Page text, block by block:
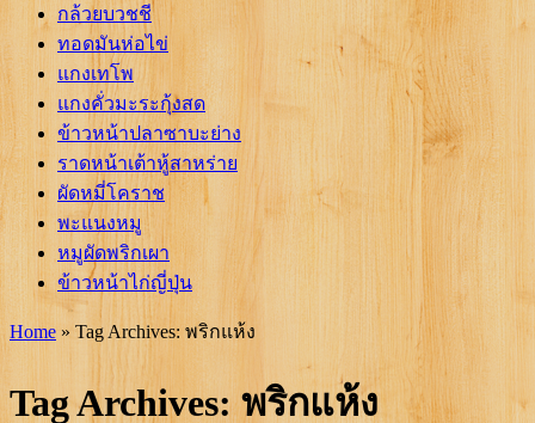
กล้วยบวชชี
ทอดมันห่อไข่
แกงเทโพ
แกงคั่วมะระกุ้งสด
ข้าวหน้าปลาซาบะย่าง
ราดหน้าเต้าหู้สาหร่าย
ผัดหมี่โคราช
พะแนงหมู
หมูผัดพริกเผา
ข้าวหน้าไก่ญี่ปุ่น
Home » Tag Archives: พริกแห้ง
Tag Archives:พริกแห้ง